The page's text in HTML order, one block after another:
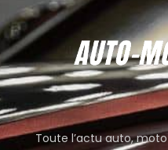
Toute l’actu auto, moto et mobilité, rassemblée au